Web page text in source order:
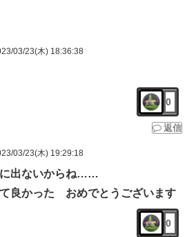
03/23(木) 18:36:38
0
返信
03/23(木) 19:29:18
に出ないからね……
良かった おめでとうございます
0